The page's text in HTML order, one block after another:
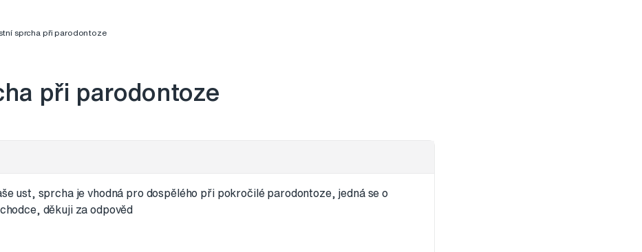
sprcha při parodontoze
při parodontoze
ust, sprcha je vhodná pro dospělého při pokročilé parodontoze, jedná se o
děkuji za odpověd